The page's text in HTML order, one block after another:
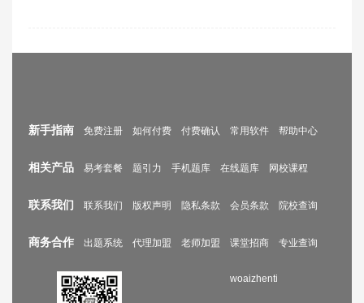
新手指南 免费注册 如何付费 付费确认 常用软件 帮助中心
相关产品 易考套餐 题引力 手机题库 在线题库 网校课程
联系我们 联系我们 版权声明 隐私条款 会员条款 院校查询
商务合作 出题系统 代理加盟 老师加盟 课堂招商 专业查询
woaizhenti